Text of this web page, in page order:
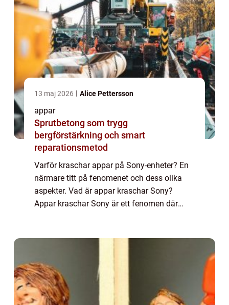
13 maj 2026 Alice Pettersson
appar
Sprutbetong som trygg
bergförstärkning och smart
reparationsmetod
Varför kraschar appar på Sony-enheter? En
närmare titt på fenomenet och dess olika
aspekter. Vad är appar kraschar Sony?
Appar kraschar Sony är ett fenomen där